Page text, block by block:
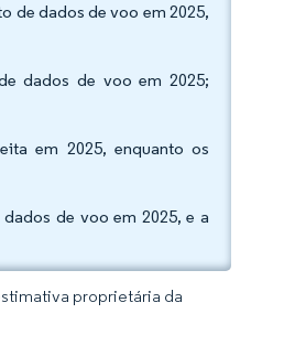
de dados de voo em 2025,
dados de voo em 2025;
em 2025, enquanto os
de voo em 2025, e a
proprietária da